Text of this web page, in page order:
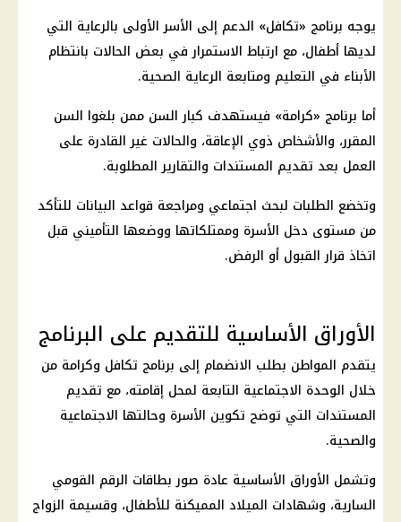
يوجه برنامج «تكافل» الدعم إلى الأسر الأولى بالرعاية التي
لديها أطفال، مع ارتباط الاستمرار في بعض الحالات بانتظام
الأبناء في التعليم ومتابعة الرعاية الصحية.
أما برنامج «كرامة» فيستهدف كبار السن ممن بلغوا السن
المقرر، والأشخاص ذوي الإعاقة، والحالات غير القادرة على
العمل بعد تقديم المستندات والتقارير المطلوبة.
وتخضع الطلبات لبحث اجتماعي ومراجعة قواعد البيانات للتأكد
من مستوى دخل الأسرة وممتلكاتها ووضعها التأميني قبل
اتخاذ قرار القبول أو الرفض.
الأوراق الأساسية للتقديم على البرنامج
يتقدم المواطن بطلب الانضمام إلى برنامج تكافل وكرامة من
خلال الوحدة الاجتماعية التابعة لمحل إقامته، مع تقديم
المستندات التي توضح تكوين الأسرة وحالتها الاجتماعية
والصحية.
وتشمل الأوراق الأساسية عادة صور بطاقات الرقم القومي
السارية، وشهادات الميلاد المميكنة للأطفال، وقسيمة الزواج